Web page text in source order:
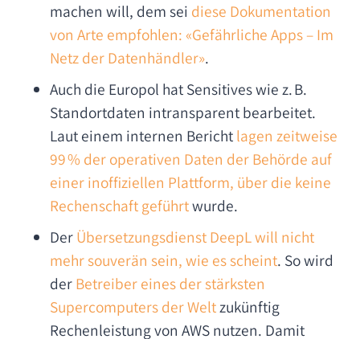
machen will, dem sei diese Dokumentation
von Arte empfohlen: «Gefährliche Apps – Im
Netz der Datenhändler».
Auch die Europol hat Sensitives wie z. B.
Standortdaten intransparent bearbeitet.
Laut einem internen Berichtlagen zeitweise
99 % der operativen Daten der Behörde auf
einer inoffiziellen Plattform, über die keine
Rechenschaft geführtwurde.
DerÜbersetzungsdienst DeepL will nicht
mehr souverän sein, wie es scheint. So wird
derBetreiber eines der stärksten
Supercomputers der Weltzukünftig
Rechenleistung von AWS nutzen. Damit